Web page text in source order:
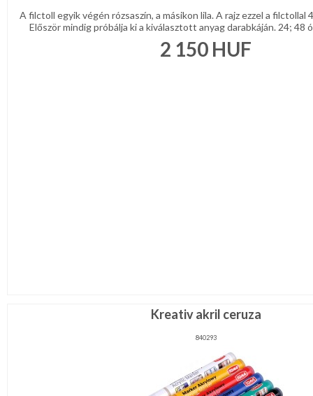
A filctoll egyik végén rózsaszín, a másikon lila. A rajz ezzel a filctollal
Először mindig próbálja ki a kiválasztott anyag darabkáján. 24; 48
2 150 HUF
Kreativ akril ceruza
840293